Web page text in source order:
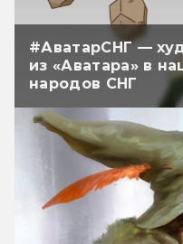
#АватарСНГ —
из «Аватара» в
народов СНГ